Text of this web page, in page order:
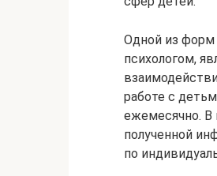
Одной из форм
психологом,
работе с
ежемесячно. В
полученной
по